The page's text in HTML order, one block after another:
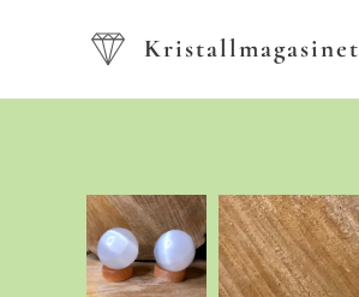
Kristallmagasinet